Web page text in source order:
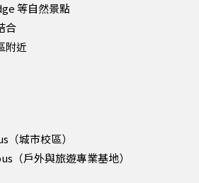
等自然景點
合
附近
城市校區）
（戶外與旅遊專業基地）